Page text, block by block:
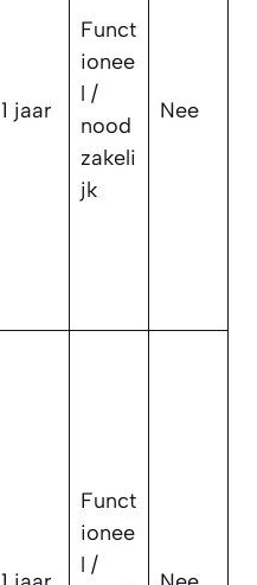
1 jaar
Funct
ionee
l /
nood
zakeli
jk
Nee
Funct
ionee
l /